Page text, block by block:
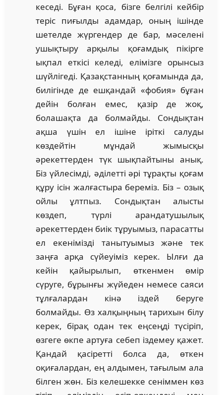
кеседі. Бұған қоса, бізге белгілі кейбір
теріс пиғылды адамдар, оның ішінде
шетелде жүргендер де бар, мәселені
ушықтыру арқылы қоғамдық пікірге
ықпал еткісі келеді, елімізге орынсыз
шүйлігеді. Қазақстанның қоғамында да,
билігінде де ешқандай «фобия» бұған
дейін болған емес, қазір де жоқ,
болашақта да болмайды. Сондықтан
ақша үшін ел ішіне іріткі салуды
көздейтін мұндай жымысқы
әрекеттерден түк шықпайтыны анық.
Біз үйлесімді, әділетті әрі тұрақты қоғам
құру ісін жалғастыра береміз. Біз – озық
ойлы ұлтпыз. Сондықтан алысты
көздеп, түрлі арандатушылық
әрекеттерден биік тұруымыз, парасатты
ел екенімізді танытуымыз және тек
заңға арқа сүйеуіміз керек. Ылғи да
кейін қайырылып, өткенмен өмір
сүруге, бұрынғы жүйеден немесе саяси
тұлғалардан кінә іздей беруге
болмайды. Өз халқыңның тарихын білу
керек, бірақ одан тек еңсеңді түсіріп,
өзгеге өкпе артуға себеп іздемеу қажет.
Қандай қасіретті болса да, өткен
оқиғалардан, ең алдымен, тағылым ала
білген жөн. Біз келешекке сеніммен көз